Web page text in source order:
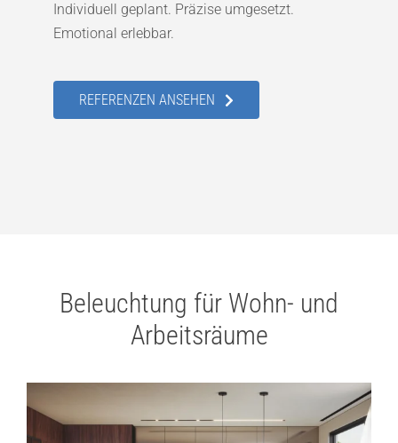
Individuell geplant. Präzise umgesetzt.
Emotional erlebbar.
REFERENZEN ANSEHEN
Beleuchtung für Wohn- und
Arbeitsräume